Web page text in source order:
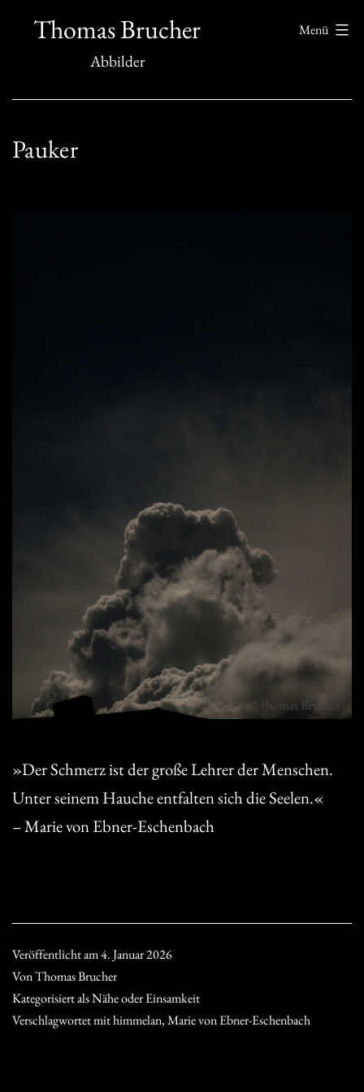
InhaltThomas Brucher
Abbilder
Menü
Pauker
»Der Schmerz ist der große Lehrer der Menschen.
Unter seinem Hauche entfalten sich die Seelen.«
– Marie von Ebner-Eschenbach
Veröffentlicht am4. Januar 2026
VonThomas Brucher
Kategorisiert alsNähe oder Einsamkeit
Verschlagwortet mithimmelan,Marie von Ebner-Eschenbach